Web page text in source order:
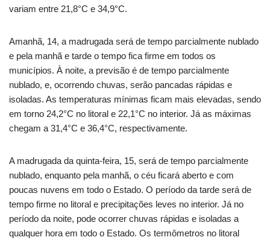
variam entre 21,8°C e 34,9°C.
Amanhã, 14, a madrugada será de tempo parcialmente nublado
e pela manhã e tarde o tempo fica firme em todos os
municípios. À noite, a previsão é de tempo parcialmente
nublado, e, ocorrendo chuvas, serão pancadas rápidas e
isoladas. As temperaturas mínimas ficam mais elevadas, sendo
em torno 24,2°C no litoral e 22,1°C no interior. Já as máximas
chegam a 31,4°C e 36,4°C, respectivamente.
A madrugada da quinta-feira, 15, será de tempo parcialmente
nublado, enquanto pela manhã, o céu ficará aberto e com
poucas nuvens em todo o Estado. O período da tarde será de
tempo firme no litoral e precipitações leves no interior. Já no
período da noite, pode ocorrer chuvas rápidas e isoladas a
qualquer hora em todo o Estado. Os termômetros no litoral